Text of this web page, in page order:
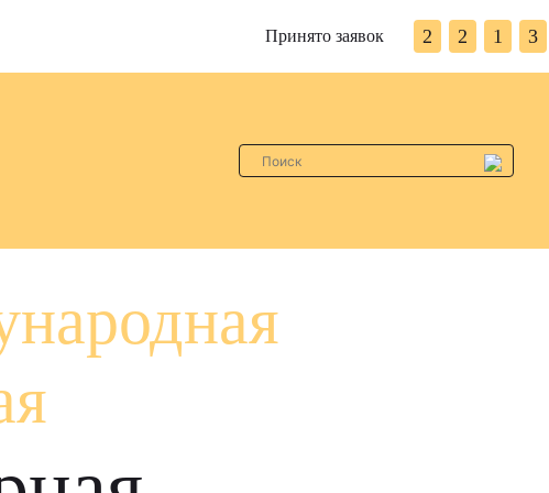
Принято заявок 2 2 1 3